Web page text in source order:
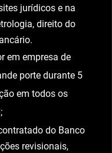
na área de
de 20 anos;
matérias
jurídicos e na
direito do
em todos os